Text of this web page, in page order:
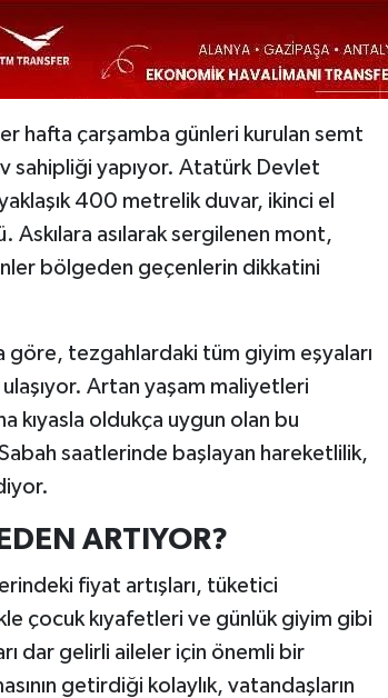
hafta çarşamba günleri kurulan semt
sahipliği yapıyor. Atatürk Devlet
400 metrelik duvar, ikinci el
Askılara asılarak sergilenen mont,
bölgeden geçenlerin dikkatini
göre, tezgahlardaki tüm giyim eşyaları
Artan yaşam maliyetleri
kıyasla oldukça uygun olan bu
saatlerinde başlayan hareketlilik,
ARTIYOR?
fiyat artışları, tüketici
çocuk kıyafetleri ve günlük giyim gibi
dar gelirli aileler için önemli bir
getirdiği kolaylık, vatandaşların